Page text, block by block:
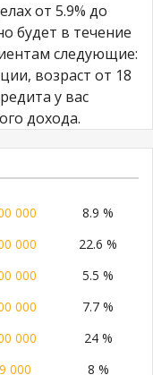
от 5.9% до
будет в течение
следующие:
возраст от 18
у вас
дохода.
000
8.9 %
000
22.6 %
000
5.5 %
000
7.7 %
000
24 %
000 8 %